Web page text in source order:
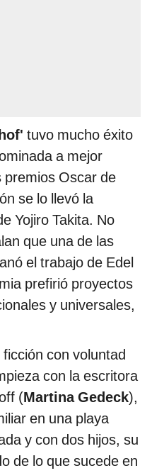
tuvo mucho éxito
a mejor
premios Oscar de
se lo llevó la
Yojiro Takita. No
que una de las
el trabajo de Edel
prefirió proyectos
y universales,
con voluntad
con la escritora
(Martina Gedeck),
en una playa
y con dos hijos, su
de lo que sucede en